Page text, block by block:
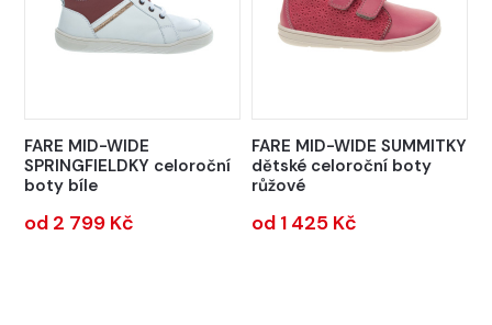
FARE MID-WIDE
SPRINGFIELDKY celoroční
boty bíle
od 2 799 Kč
FARE MID-WIDE SUMMITKY
dětské celoroční boty
růžové
od 1 425 Kč